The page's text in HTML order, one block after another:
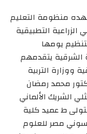
منظومة التعليم
التطبيقية
يومها
الشرقية يتقدمهم
ووزارة التربية
محمد رمضان
الشريك الألماني
ط عميد كلية
مصر للعلوم